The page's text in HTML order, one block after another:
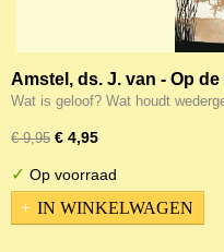
Amstel, ds. J. van - Op de
Wat is geloof? Wat houdt
€ 9,95 € 4,95
✓ Op voorraad
IN WINKELWAGEN